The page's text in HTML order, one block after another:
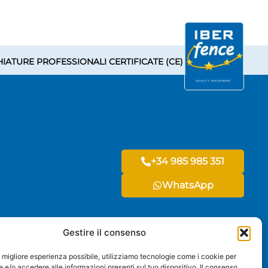
Gestire il consenso
esperienza possibile, utilizziamo tecnologie come i cookie per
PROFESSIONALI CERTIFICATE (CE)
+34 985 985 351
WhatsApp